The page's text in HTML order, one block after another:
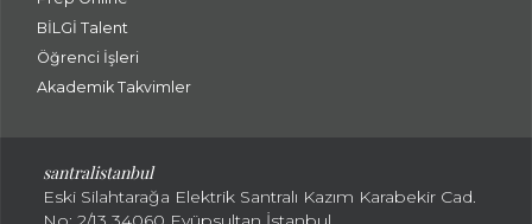
BİLGİ Talent
Öğrenci İşleri
Akademik Takvimler
santralistanbul
Eski Silahtarağa Elektrik Santralı Kazım Karabekir Cad.